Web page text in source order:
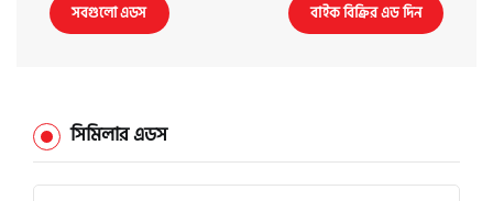
সবগুলো এডস বাইক বিক্রির এড দিন
সিমিলার এডস